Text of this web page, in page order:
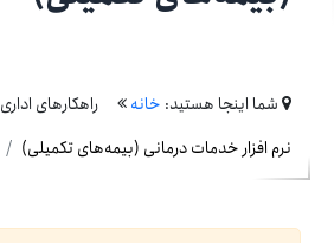
شما اینجا هستید: خانه
راهکارهای اداری
نرم افزار خدمات درمانی (بیمه‌های تکمیلی)